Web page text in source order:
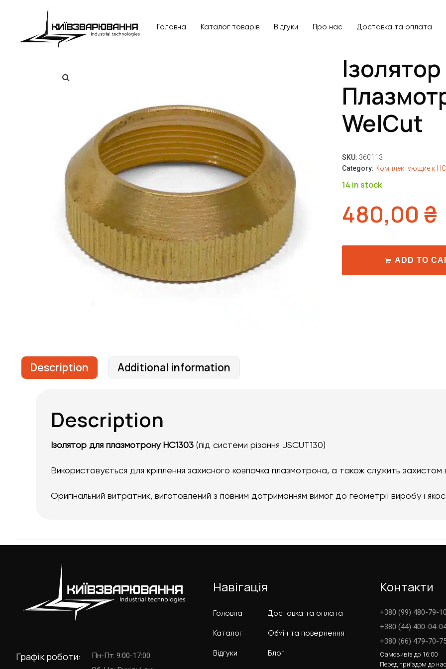
Головна Каталог товарів Відгуки Про нас Доставка та оплата
WelCut
SKU: 360113
Category: Комплектующие к
14 in stock
480,00 ₴
ADD TO
Description Additional information
Description
Ізолятор для плазмотрону HC1303 (під системи різання JSCUT130)
Використовується для кріплення захисного ковпачка плазмотрона, а також служить захистом
Оригінальний витратник, виготовлений з повним дотриманням вимог до геометрії виробу і
Графік роботи:
Пн-Пт: 9:00-17:00
Навігація
Головна
Каталог
Відгуки
Доставка та оплата
Обмін та повернення
Блог
Контакти
+380 (99) 480-79-
+380 (44) 400-04-
+380 (66) 479-70-
Самовивіз до 16:00
Перед приїздом до
Доставка та оплата
Повернення та обмін